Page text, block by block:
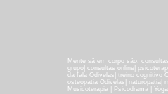
Mente sã em corpo são:
grupo| consultas online|
da fala Odivelas| treino cognitivo
osteopatia Odivelas| naturopatia|
Musicoterapia | Psicodrama |